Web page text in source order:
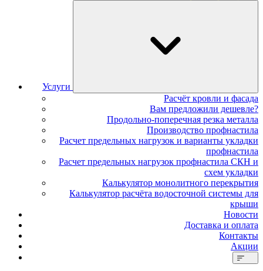
Услуги
Расчёт кровли и фасада
Вам предложили дешевле?
Продольно-поперечная резка металла
Производство профнастила
Расчет предельных нагрузок и варианты укладки
профнастила
Расчет предельных нагрузок профнастила СКН и
схем укладки
Калькулятор монолитного перекрытия
Калькулятор расчёта водосточной системы для
крыши
Новости
Доставка и оплата
Контакты
Акции